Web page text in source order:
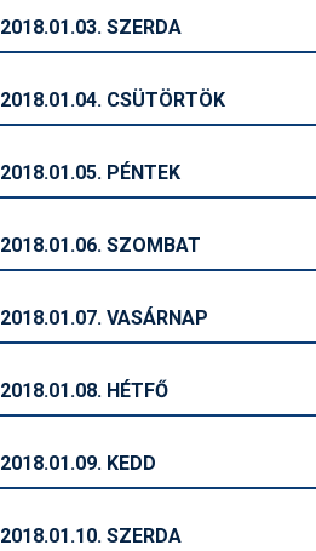
2018.01.03. SZERDA
2018.01.04. CSÜTÖRTÖK
2018.01.05. PÉNTEK
2018.01.06. SZOMBAT
2018.01.07. VASÁRNAP
2018.01.08. HÉTFŐ
2018.01.09. KEDD
2018.01.10. SZERDA